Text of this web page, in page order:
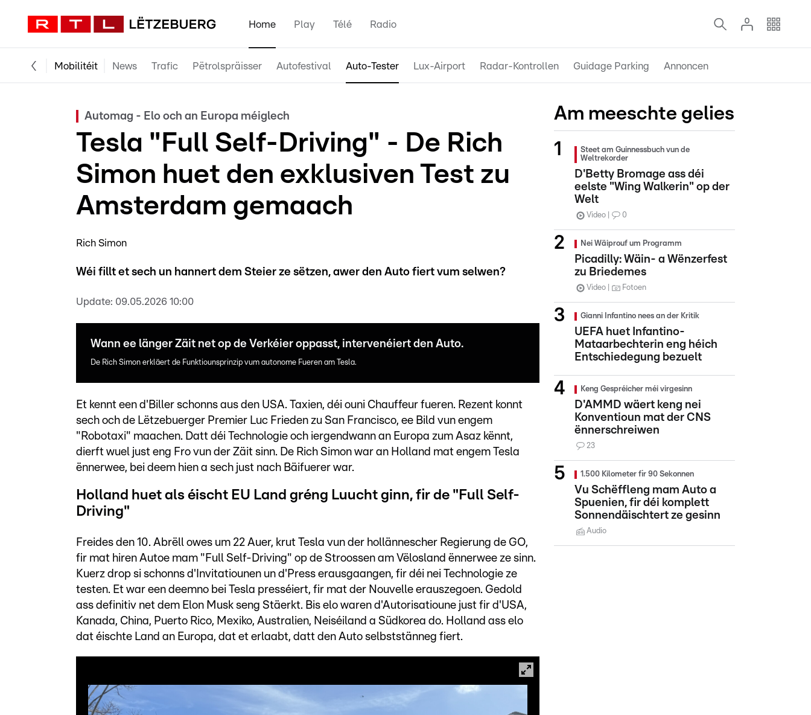
Home Play Télé Radio
Mobilitéit News Trafic Pëtrolspräisser Autofestival Auto-Tester Lux-Airport Radar-Kontrollen Guidage Parking Annoncen
Automag - Elo och an Europa méiglech
Tesla "Full Self-Driving" - De Rich
Simon huet den exklusiven Test zu
Amsterdam gemaach
Rich Simon
Wéi fillt et sech un hannert dem Steier ze sëtzen, awer den Auto fiert vum selwen?
Update: 09.05.2026 10:00
Wann ee länger Zäit net op de Verkéier oppasst, intervenéiert den Auto.
De Rich Simon erkläert de Funktiounsprinzip vum autonome Fueren am Tesla.
Et kennt een d'Biller schonns aus den USA. Taxien, déi ouni Chauffeur fueren. Rezent konnt
sech och de Lëtzebuerger Premier Luc Frieden zu San Francisco, ee Bild vun engem
"Robotaxi" maachen. Datt déi Technologie och iergendwann an Europa zum Asaz kënnt,
dierft wuel just eng Fro vun der Zäit sinn. De Rich Simon war an Holland mat engem Tesla
ënnerwee, bei deem hien a sech just nach Bäifuerer war.
Holland huet als éischt EU Land gréng Luucht ginn, fir de "Full Self-
Driving"
Freides den 10. Abrëll owes um 22 Auer, krut Tesla vun der hollännescher Regierung de GO,
fir mat hiren Autoe mam "Full Self-Driving" op de Stroossen am Vëlosland ënnerwee ze sinn.
Kuerz drop si schonns d'Invitatiounen un d'Press erausgaangen, fir déi nei Technologie ze
testen. Et war een deemno bei Tesla presséiert, fir mat der Nouvelle erauszegoen. Gedold
ass definitiv net dem Elon Musk seng Stäerkt. Bis elo waren d'Autorisatioune just fir d'USA,
Kanada, China, Puerto Rico, Mexiko, Australien, Neiséiland a Südkorea do. Holland ass elo
dat éischte Land an Europa, dat et erlaabt, datt den Auto selbststänneg fiert.
Am meeschte gelies
Steet am Guinnessbuch vun de
Weltrekorder
D'Betty Bromage ass déi
eelste "Wing Walkerin" op der
Welt
Video 0
Nei Wäiprouf um Programm
Picadilly: Wäin- a Wënzerfest
zu Briedemes
Video Fotoen
Gianni Infantino nees an der Kritik
UEFA huet Infantino-
Mataarbechterin eng héich
Entschiedegung bezuelt
Keng Gespréicher méi virgesinn
D'AMMD wäert keng nei
Konventioun mat der CNS
ënnerschreiwen
23
1.500 Kilometer fir 90 Sekonnen
Vu Schëffleng mam Auto a
Spuenien, fir déi komplett
Sonnendäischtert ze gesinn
Audio